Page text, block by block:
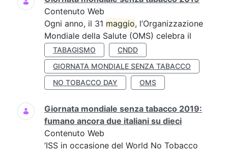
Contenuto Web
Ogni anno, il 31 maggio, l’Organizzazione
Mondiale della Salute (OMS) celebra il
TABAGISMO
CNDD
GIORNATA MONDIALE SENZA TABACCO
NO TOBACCO DAY
OMS
Giornata mondiale senza tabacco 2019:
fumano ancora due italiani su dieci
Contenuto Web
’ISS in occasione del World No Tobacco